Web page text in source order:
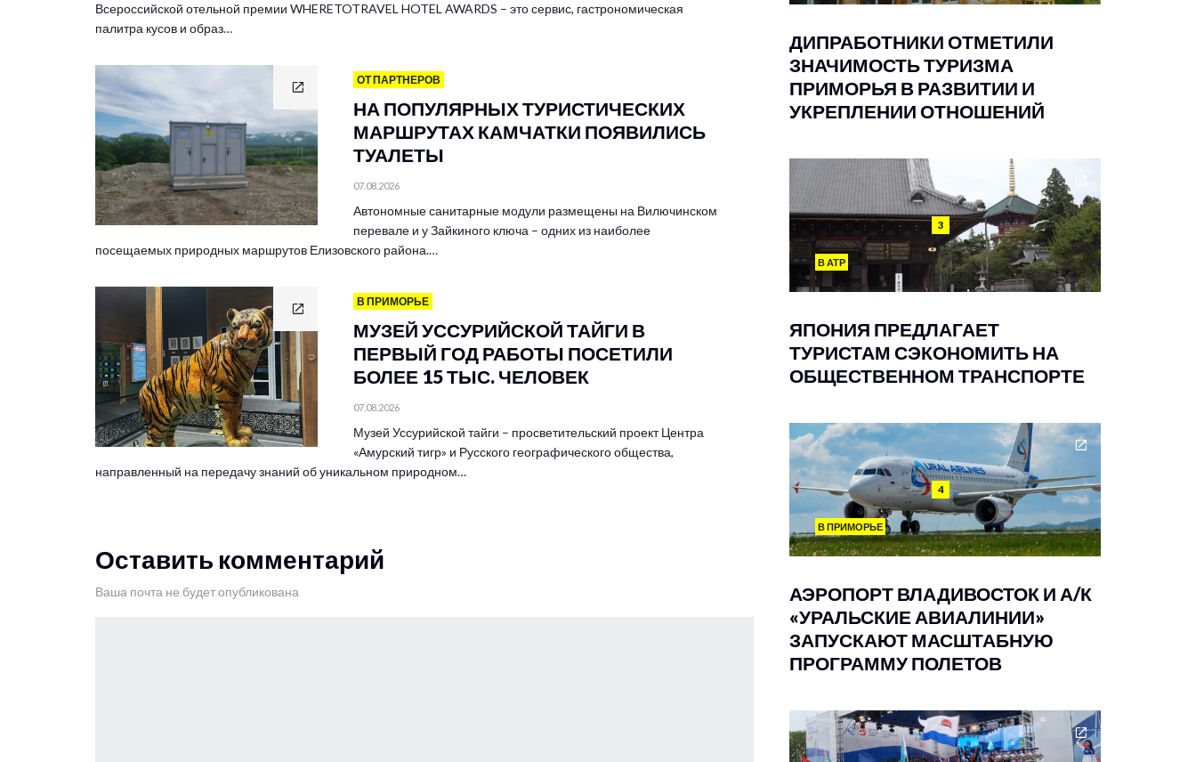
Всероссийской отельной премии WHERETOTRAVEL HOTEL AWARDS – это сервис, гастрономическая
палитра кусов и образ…
ОТ ПАРТНЕРОВ
НА ПОПУЛЯРНЫХ ТУРИСТИЧЕСКИХ
МАРШРУТАХ КАМЧАТКИ ПОЯВИЛИСЬ
ТУАЛЕТЫ
07.08.2026
Автономные санитарные модули размещены на Вилючинском
перевале и у Зайкиного ключа – одних из наиболее
посещаемых природных маршрутов Елизовского района.…
В ПРИМОРЬЕ
МУЗЕЙ УССУРИЙСКОЙ ТАЙГИ В
ПЕРВЫЙ ГОД РАБОТЫ ПОСЕТИЛИ
БОЛЕЕ 15 ТЫС. ЧЕЛОВЕК
07.08.2026
Музей Уссурийской тайги – просветительский проект Центра
«Амурский тигр» и Русского географического общества,
направленный на передачу знаний об уникальном природном…
Оставить комментарий
Ваша почта не будет опубликована
ДИПРАБОТНИКИ ОТМЕТИЛИ
ЗНАЧИМОСТЬ ТУРИЗМА
ПРИМОРЬЯ В РАЗВИТИИ И
УКРЕПЛЕНИИ ОТНОШЕНИЙ
3
В АТР
ЯПОНИЯ ПРЕДЛАГАЕТ
ТУРИСТАМ СЭКОНОМИТЬ НА
ОБЩЕСТВЕННОМ ТРАНСПОРТЕ
4
В ПРИМОРЬЕ
АЭРОПОРТ ВЛАДИВОСТОК И А/К
«УРАЛЬСКИЕ АВИАЛИНИИ»
ЗАПУСКАЮТ МАСШТАБНУЮ
ПРОГРАММУ ПОЛЕТОВ